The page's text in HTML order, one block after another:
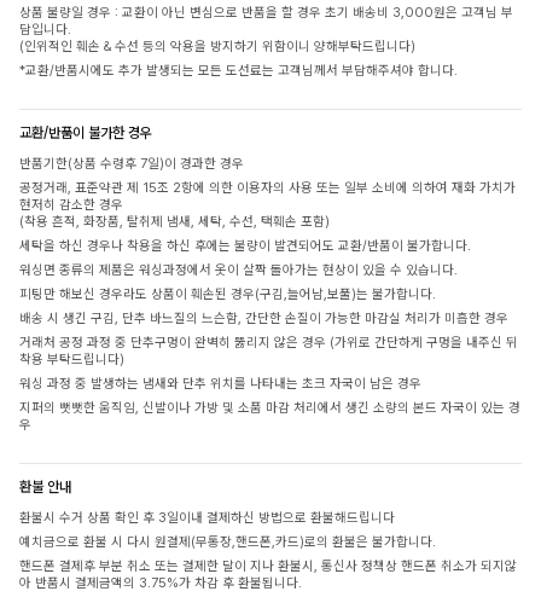
상품 불량일 경우 : 교환이 아닌 변심으로 반품을 할 경우 초기 배송비 3,000원은 고객님 부
담입니다.
(인위적인 훼손 & 수선 등의 악용을 방지하기 위함이니 양해부탁드립니다)
*교환/반품시에도 추가 발생되는 모든 도선료는 고객님께서 부담해주셔야 합니다.
교환/반품이 불가한 경우
반품기한(상품 수령후 7일)이 경과한 경우
공정거래, 표준약관 제 15조 2항에 의한 이용자의 사용 또는 일부 소비에 의하여 재화 가치가
현저히 감소한 경우
(착용 흔적, 화장품, 탈취제 냄새, 세탁, 수선, 택훼손 포함)
세탁을 하신 경우나 착용을 하신 후에는 불량이 발견되어도 교환/반품이 불가합니다.
워싱면 종류의 제품은 워싱과정에서 옷이 살짝 돌아가는 현상이 있을 수 있습니다.
피팅만 해보신 경우라도 상품이 훼손된 경우(구김,늘어남,보풀)는 불가합니다.
배송 시 생긴 구김, 단추 바느질의 느슨함, 간단한 손질이 가능한 마감실 처리가 미흡한 경우
거래처 공정 과정 중 단추구멍이 완벽히 뚫리지 않은 경우 (가위로 간단하게 구멍을 내주신 뒤
착용 부탁드립니다)
워싱 과정 중 발생하는 냄새와 단추 위치를 나타내는 초크 자국이 남은 경우
지퍼의 뻣뻣한 움직임, 신발이나 가방 및 소품 마감 처리에서 생긴 소량의 본드 자국이 있는 경
우
환불 안내
환불시 수거 상품 확인 후 3일이내 결제하신 방법으로 환불해드립니다
예치금으로 환불 시 다시 원결제(무통장,핸드폰,카드)로의 환불은 불가합니다.
핸드폰 결제후 부분 취소 또는 결제한 달이 지나 환불시, 통신사 정책상 핸드폰 취소가 되지않
아 반품시 결제금액의 3.75%가 차감 후 환불됩니다.